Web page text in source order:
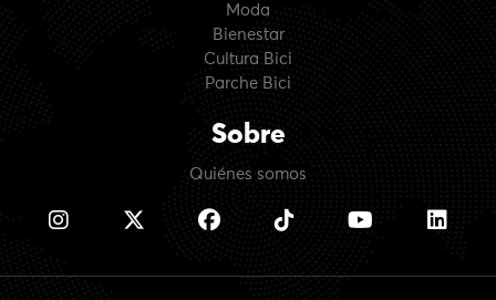
Moda
Bienestar
Cultura Bici
Parche Bici
Sobre
Quiénes somos